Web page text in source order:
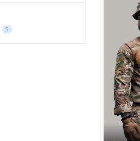
5